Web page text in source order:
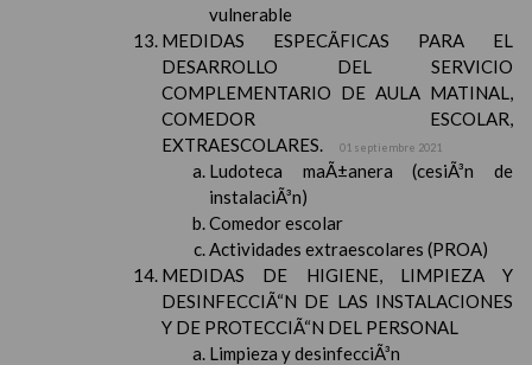
vulnerable
MEDIDAS ESPECÃFICAS PARA EL
DESARROLLO DEL SERVICIO
COMPLEMENTARIO DE AULA MATINAL,
COMEDOR ESCOLAR,
EXTRAESCOLARES.
01 septiembre 2021
Ludoteca maÃ±anera (cesiÃ³n de
instalaciÃ³n)
Comedor escolar
Actividades extraescolares (PROA)
MEDIDAS DE HIGIENE, LIMPIEZA Y
DESINFECCIÃ“N DE LAS INSTALACIONES
Y DE PROTECCIÃ“N DEL PERSONAL
Limpieza y desinfecciÃ³n